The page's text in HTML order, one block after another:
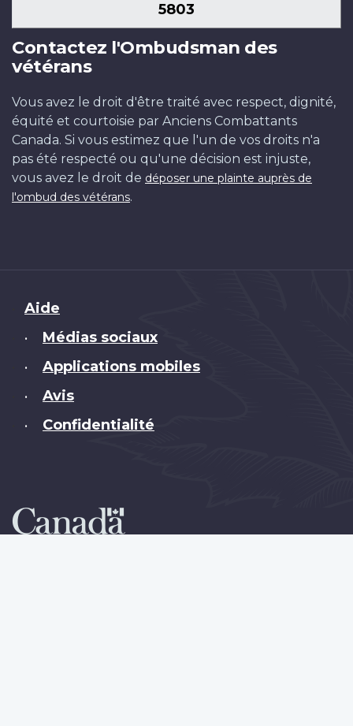
5803
Contactez l'Ombudsman des
vétérans
Vous avez le droit d'être traité avec respect, dignité,
équité et courtoisie par Anciens Combattants
Canada. Si vous estimez que l'un de vos droits n'a
pas été respecté ou qu'une décision est injuste,
vous avez le droit de déposer une plainte auprès de
l'ombud des vétérans.
Brand
Aide
• Médias sociaux
• Applications mobiles
• Avis
• Confidentialité